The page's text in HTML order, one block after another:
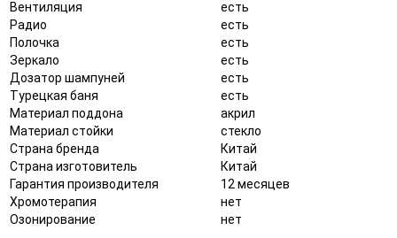
Вентиляция
есть
Радио
есть
Полочка
есть
Зеркало
есть
Дозатор шампуней
есть
Турецкая баня
есть
Материал поддона
акрил
Материал стойки
стекло
Страна бренда
Китай
Страна изготовитель
Китай
Гарантия производителя
12 месяцев
Хромотерапия
нет
Озонирование
нет